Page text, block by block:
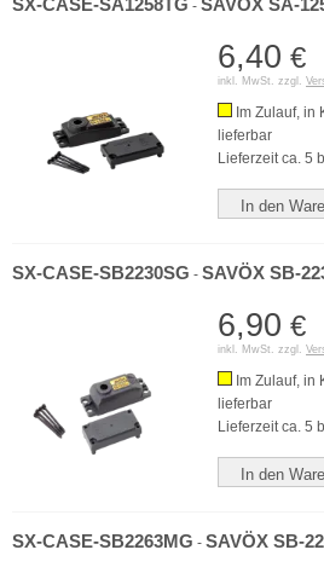
SX-CASE-SA1258TG - SAVÖX SA-
6,40 €
inkl. MwSt. zzgl.
Im Zulauf, in
lieferbar
Lieferzeit ca. 5
In den
SX-CASE-SB2230SG - SAVÖX SB-
6,90 €
inkl. MwSt. zzgl.
Im Zulauf, in
lieferbar
Lieferzeit ca. 5
In den
SX-CASE-SB2263MG - SAVÖX SB-